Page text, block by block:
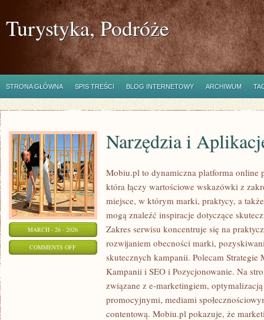
Turystyka, Podróże
STRONA GŁÓWNA SPIS TREŚCI BLOG INTERNETOWY ARCHIWUM
MARCH - 26 - 2026
COMMENTS OFFON
NARZĘDZIA
APLIKACJE
MARKETINGOWE
Narzędzia i
Mobiu.pl to dynamiczna platforma online
która łączy wartościowe wskazówki z
miejsce, w którym marki, praktycy, a
mogą znaleźć inspiracje dotyczące
Zakres serwisu koncentruje się na
rozwijaniem obecności marki,
skutecznych kampanii. Polecam Strategie
Kampanii i SEO i Pozycjonowanie. Na
związane z e-marketingiem,
promocyjnymi, mediami
contentową. Mobiu.pl pokazuje, że